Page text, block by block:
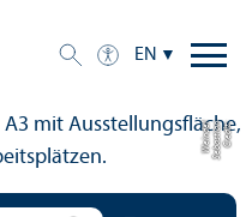
EN
C
r
e
di
t:
S
e
b
a
s
ti
a
n
W
ei
n
d
el